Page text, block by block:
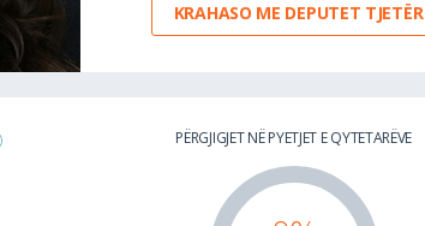
KRAHASO ME DEPUTET TJETËR
PËRGJIGJET NË PYETJET E QYTETARËVE